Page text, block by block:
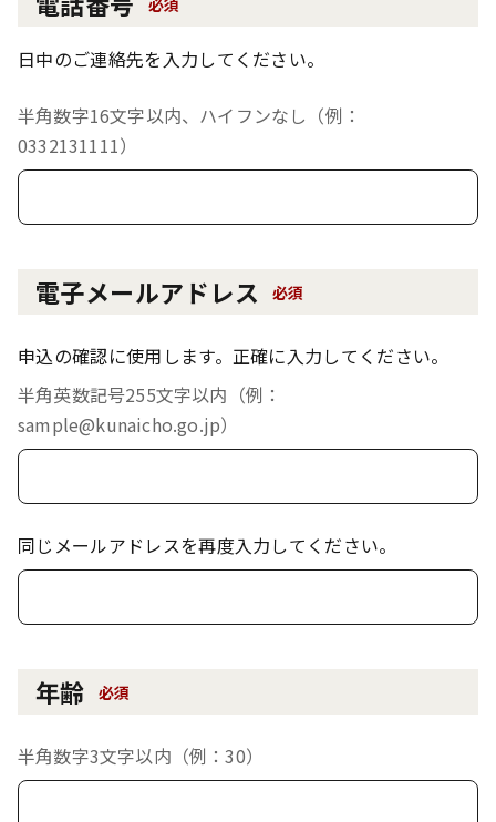
必須
日中のご連絡先を入力してください。
半角数字16文字以内、ハイフンなし（例：
0332131111）
電子メールアドレス 必須
申込の確認に使用します。正確に入力してください。
半角英数記号255文字以内（例：
sample@kunaicho.go.jp）
同じメールアドレスを再度入力してください。
年齢 必須
半角数字3文字以内（例：30）